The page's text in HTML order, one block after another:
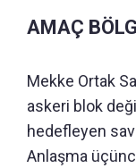
AMAÇ
Mekke Ortak
askeri blok
hedefleyen
Anlaşma